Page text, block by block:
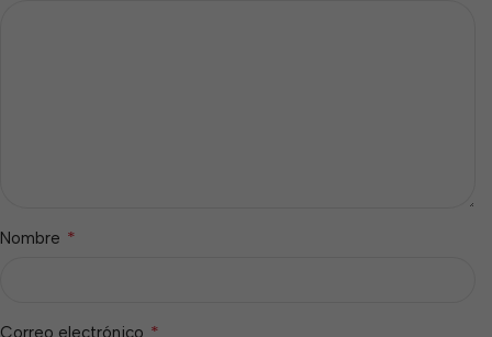
Nombre *
Correo electrónico *